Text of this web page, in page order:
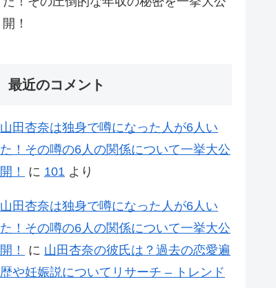
開！
最近のコメント
山田杏奈は独身で噂になった人が6人い
た！その噂の6人の関係について一挙大公
開！
に 101 より
山田杏奈は独身で噂になった人が6人い
た！その噂の6人の関係について一挙大公
開！
に 山田杏奈の彼氏は？過去の恋愛遍
歴や妊娠説についてリサーチ – トレンド